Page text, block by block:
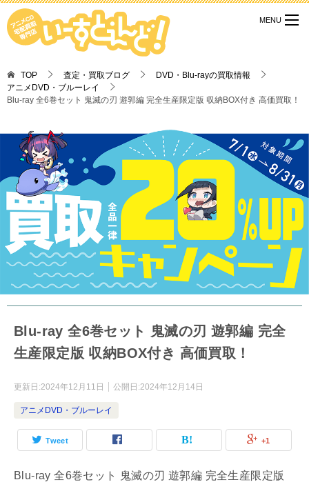
TOP 査定・買取ブログ
DVD・Blu-rayの買取情報
アニメDVD・ブルーレイ
Blu-ray 全6巻セット 鬼滅の刃 遊郭編 完全生産限定版 収納BOX付き 高価買取！
Blu-ray 全6巻セット 鬼滅の刃 遊郭編 完全
生産限定版 収納BOX付き 高価買取！
更新日:2024年12月11日 公開日:2024年12月14日
アニメDVD・ブルーレイ
Tweet +1
Blu-ray 全6巻セット 鬼滅の刃 遊郭編 完全生産限定版